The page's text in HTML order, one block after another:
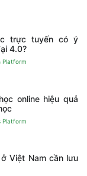
trực tuyến có ý
4.0?
Platform
online hiệu quả
Platform
Việt Nam cần lưu